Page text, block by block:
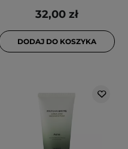
32,00 zł
DODAJ DO KOSZYKA